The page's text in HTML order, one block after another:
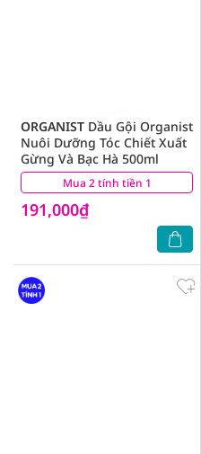
Mua 2 tính tiền 1
ORGANIST Dầu Gội Organist
Nuôi Dưỡng Tóc Chiết Xuất
Gừng Và Bạc Hà 500ml
191,000₫
(6)